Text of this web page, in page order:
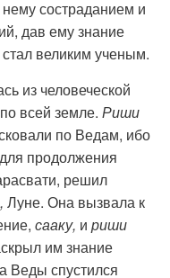
состраданием и
дав ему знание
великим ученым.
из человеческой
всей земле. Риши
по Ведам, ибо
продолжения
решил
Луне. Она вызвала к
сааку, и риши
им знание
Веды спустился